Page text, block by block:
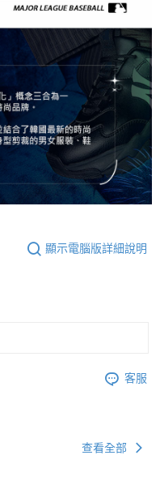
顯示電腦版詳細說明
客服
查看全部